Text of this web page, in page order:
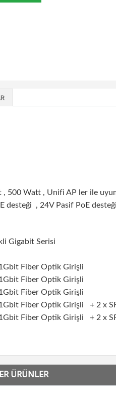
Watt , Unifi AP ler ile
desteği , 24V Pasif PoE
Gigabit Serisi
Fiber Optik Girişli
Fiber Optik Girişli
Fiber Optik Girişli
Fiber Optik Girişli + 2 x
Fiber Optik Girişli + 2 x
ÜRÜNLER